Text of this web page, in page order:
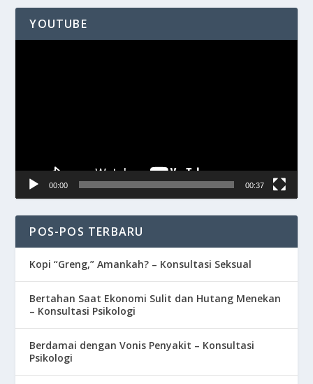
YOUTUBE
00:00 00:37
POS-POS TERBARU
Kopi “Greng,” Amankah? – Konsultasi Seksual
Bertahan Saat Ekonomi Sulit dan Hutang Menekan
– Konsultasi Psikologi
Berdamai dengan Vonis Penyakit – Konsultasi
Psikologi